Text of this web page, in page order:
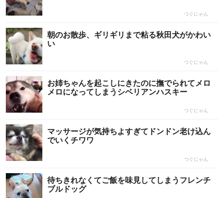
つぐにゃん
朝のお散歩、ギリギリまで粘る秋田犬がかわい
い
つぐにゃん
お姉ちゃんを起こしにきたのに撫でられてメロ
メロになってしまうシベリアンハスキー
つぐにゃん
マッサージが気持ちよすぎてドンドン老け込ん
でいくチワワ
つぐにゃん
待ちきれなくてご飯を味見してしまうフレンチ
ブルドッグ